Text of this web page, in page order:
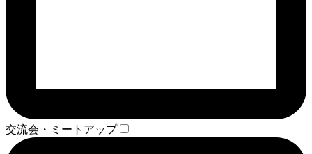
交流会・ミートアップ